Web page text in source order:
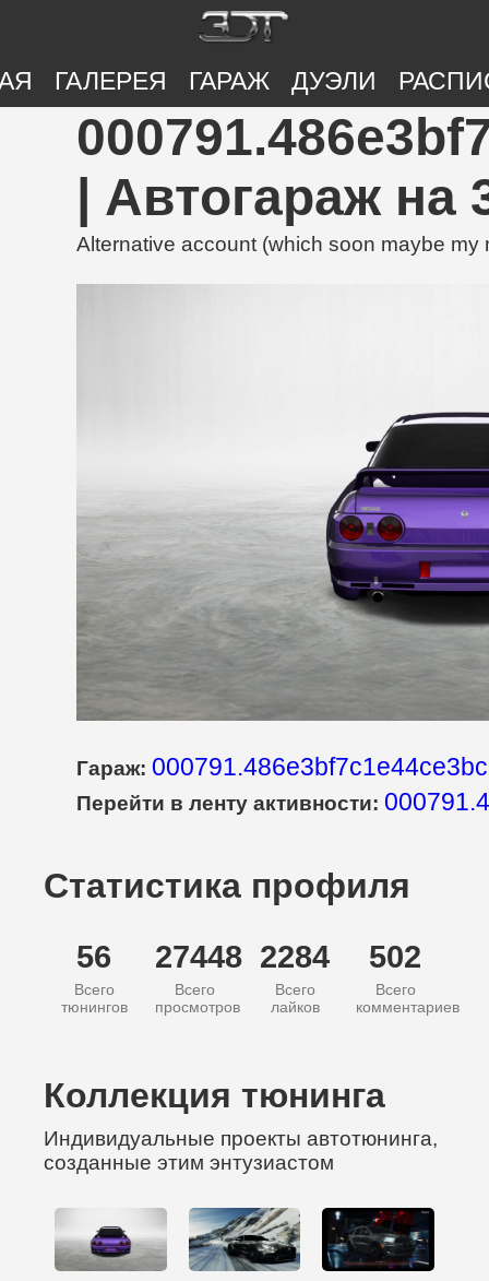
ГАЛЕРЕЯ ГАРАЖ ДУЭЛИ
| Автогараж на
Alternative account (which soon maybe my
Гараж:
Перейти в ленту активности:
Статистика профиля
56
Всего
тюнингов
27448
Всего
просмотров
2284
Всего
лайков
502
Всего
комментариев
Коллекция тюнинга
Индивидуальные проекты автотюнинга,
созданные этим энтузиастом